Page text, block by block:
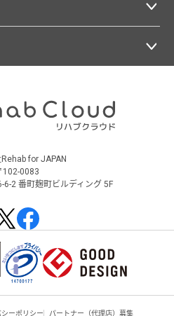
for JAPAN
102-0083
6-2 番町麹町ビルディング 5F
シーポリシー パートナー（代理店）募集